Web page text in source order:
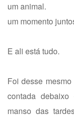
um animal.
um momento
E ali está tudo.
Foi desse
contada
manso das